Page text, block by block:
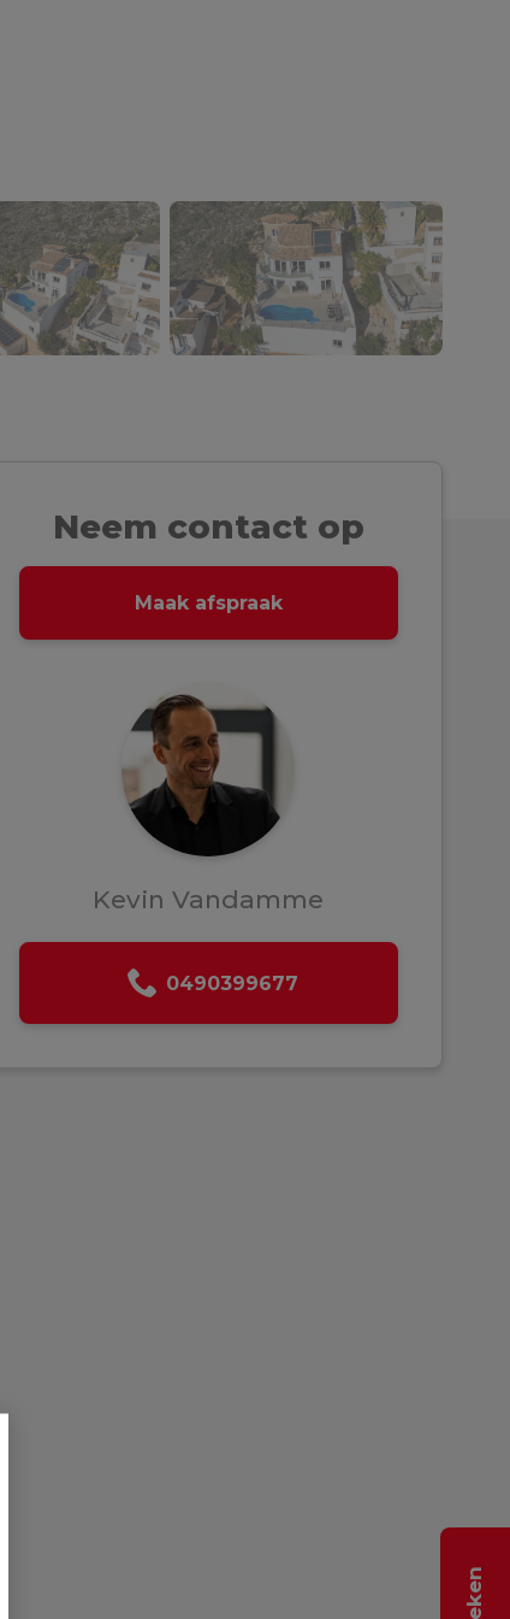
Neem contact op
Maak afspraak
Kevin Vandamme
0490399677